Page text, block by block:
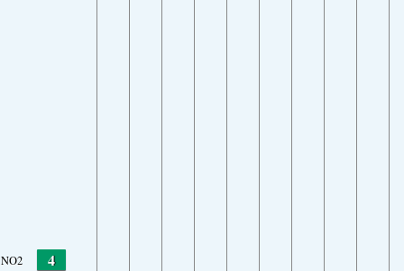
NO2 4